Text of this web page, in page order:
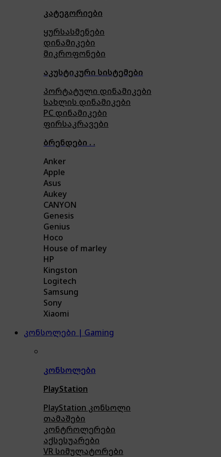
კატეგორიები
ყურსასმენები
დინამიკები
მიკროფონები
აკუსტიკური სისტემები
პორტატული დინამიკები
სახლის დინამიკები
PC დინამიკები
ფირსაკრავები
ბრენდები . .
Anker
Apple
Asus
Aukey
CANYON
Genesis
Genius
Hoco
House of marley
HP
Kingston
Logitech
Samsung
Sony
Xiaomi
კონსოლები | Gaming
კონსოლები
PlayStation
PlayStation კონსოლი
თამაშები
კონტროლერები
აქსესუარები
VR სიმულატორები